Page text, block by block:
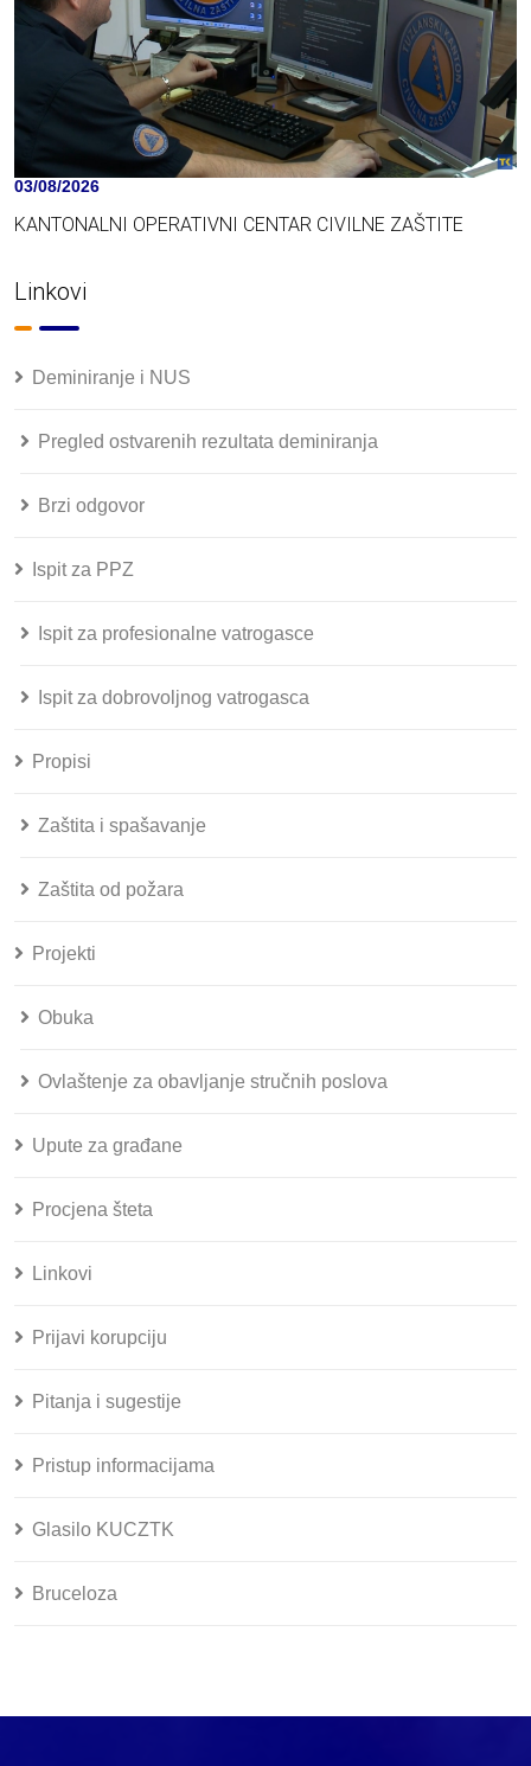
03/08/2026
KANTONALNI OPERATIVNI CENTAR CIVILNE ZAŠTITE
Linkovi
Deminiranje i NUS
Pregled ostvarenih rezultata deminiranja
Brzi odgovor
Ispit za PPZ
Ispit za profesionalne vatrogasce
Ispit za dobrovoljnog vatrogasca
Propisi
Zaštita i spašavanje
Zaštita od požara
Projekti
Obuka
Ovlaštenje za obavljanje stručnih poslova
Upute za građane
Procjena šteta
Linkovi
Prijavi korupciju
Pitanja i sugestije
Pristup informacijama
Glasilo KUCZTK
Bruceloza